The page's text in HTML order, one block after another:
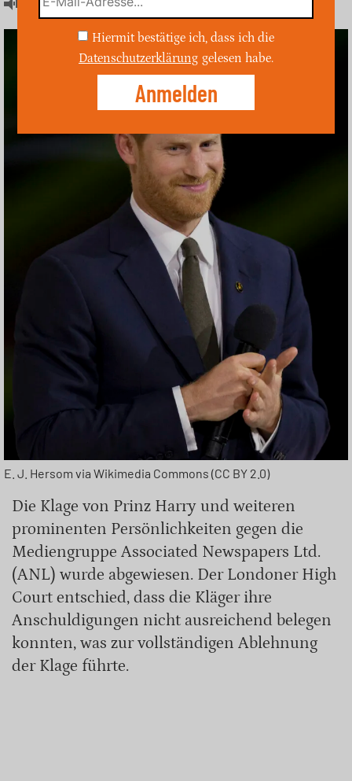
Artikel hören
E. J. Hersom via Wikimedia Commons (CC BY 2.0)
Die Klage von Prinz Harry und weiteren
prominenten Persönlichkeiten gegen die
Mediengruppe Associated Newspapers Ltd.
(ANL) wurde abgewiesen. Der Londoner High
Court entschied, dass die Kläger ihre
Anschuldigungen nicht ausreichend belegen
konnten, was zur vollständigen Ablehnung
der Klage führte.
Hiermit bestätige ich, dass ich die
Datenschutzerklärung gelesen habe.